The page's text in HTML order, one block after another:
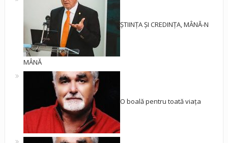
ȘTIINȚA ȘI CREDINȚA, MÂNĂ-N
MÂNĂ
O boală pentru toată viața